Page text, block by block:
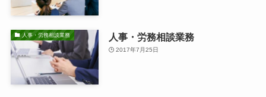
人事・労務相談業務 人事・労務相談業務
2017年7月25日